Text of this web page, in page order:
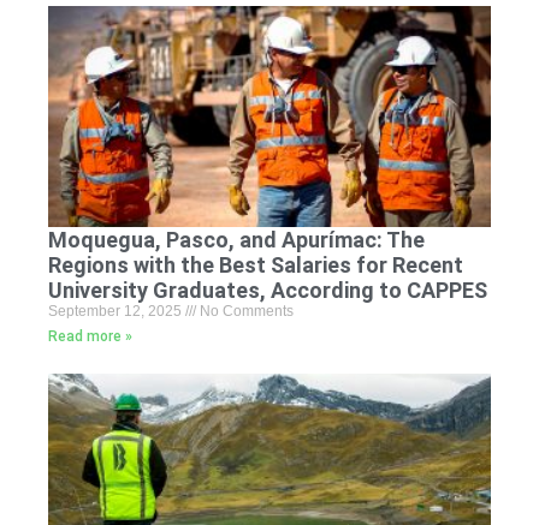
Moquegua, Pasco, and Apurímac: The
Regions with the Best Salaries for Recent
University Graduates, According to CAPPES
September 12, 2025
No Comments
Read more »